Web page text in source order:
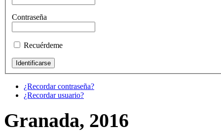
Contraseña
Recuérdeme
¿Recordar contraseña?
¿Recordar usuario?
Granada, 2016